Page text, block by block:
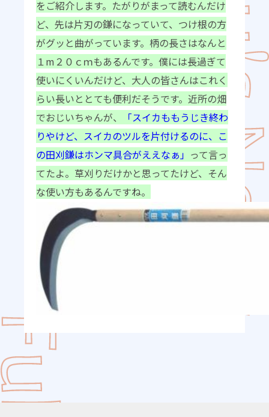
をご紹介します。たがりがまって読むんだけ
ど、先は片刃の鎌になっていて、つけ根の方
がグッと曲がっています。柄の長さはなんと
１m２０ｃｍもあるんです。僕には長過ぎて
使いにくいんだけど、大人の皆さんはこれく
らい長いととても便利だそうです。近所の畑
でおじいちゃんが、
「スイカももうじき終わ
りやけど、スイカのツルを片付けるのに、こ
の田刈鎌はホンマ具合がええなぁ」 って言っ
てたよ。草刈りだけかと思ってたけど、そん
な使い方もあるんですね。